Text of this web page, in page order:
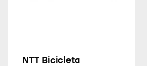
NTT Bicicleta